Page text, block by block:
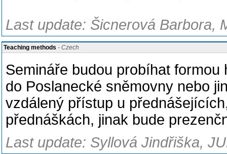
Last update: Šicnerová Barbora,
Teaching methods - Czech
Semináře budou probíhat
do Poslanecké sněmovny nebo
vzdálený přístup u
přednáškách, jinak bude
Last update: Syllová Jindřiška,